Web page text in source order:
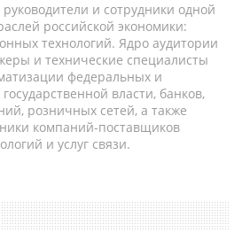
и сотрудники одной
российской экономики:
технологий. Ядро аудитории
и технические специалисты
федеральных и
власти, банков,
розничных сетей, а также
компаний-поставщиков
и услуг связи.